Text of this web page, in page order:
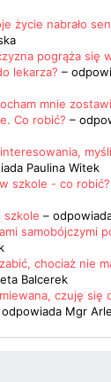
życie nabrało
pogrąża się
lekarza? –
mnie
Co robić? –
Paulina Witek
szkole - co robić?
szkole –
samobójczymi
chociaż nie
Balcerek
czuję się
odpowiada Mgr